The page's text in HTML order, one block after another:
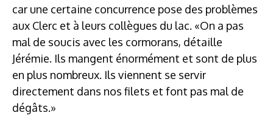
car une certaine concurrence pose des problèmes
aux Clerc et à leurs collègues du lac. «On a pas
mal de soucis avec les cormorans, détaille
Jérémie. Ils mangent énormément et sont de plus
en plus nombreux. Ils viennent se servir
directement dans nos filets et font pas mal de
dégâts.»